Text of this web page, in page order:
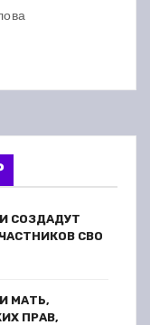
СОЗДАДУТ
СВО
МАТЬ,
ПРАВ,